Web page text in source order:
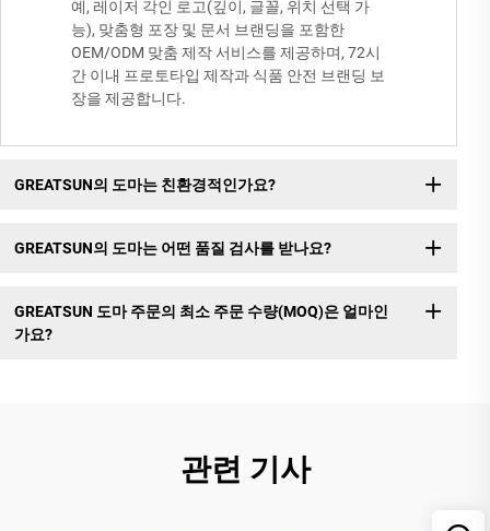
예, 레이저 각인 로고(깊이, 글꼴, 위치 선택 가
능), 맞춤형 포장 및 문서 브랜딩을 포함한
OEM/ODM 맞춤 제작 서비스를 제공하며, 72시
간 이내 프로토타입 제작과 식품 안전 브랜딩 보
장을 제공합니다.
GREATSUN의 도마는 친환경적인가요?
GREATSUN의 도마는 어떤 품질 검사를 받나요?
GREATSUN 도마 주문의 최소 주문 수량(MOQ)은 얼마인
가요?
관련 기사